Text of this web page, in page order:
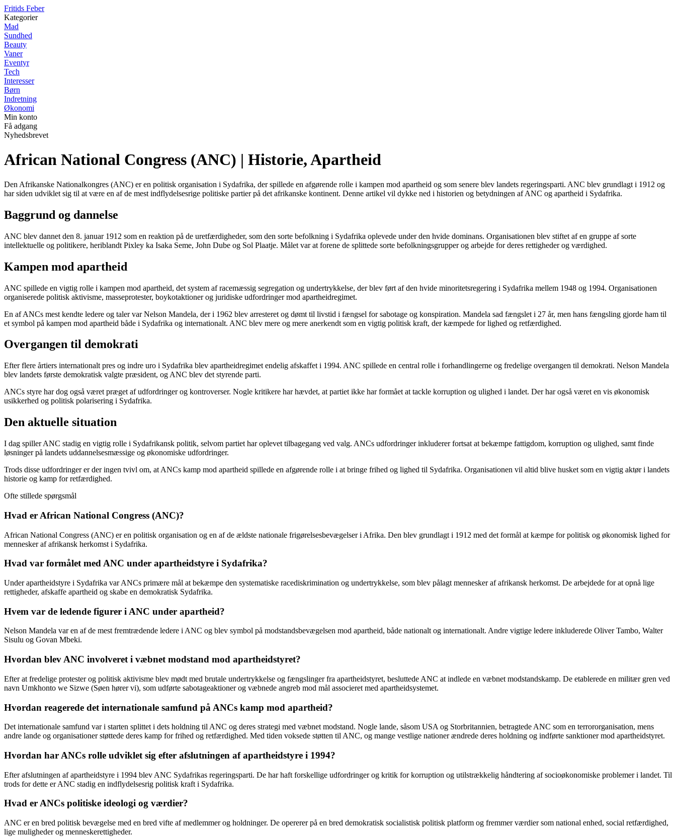
Fritids Feber
Kategorier
Mad
Sundhed
Beauty
Vaner
Eventyr
Tech
Interesser
Børn
Indretning
Økonomi
Min konto
Få adgang
Nyhedsbrevet
African National Congress (ANC) | Historie, Apartheid
Den Afrikanske Nationalkongres (ANC) er en politisk organisation i Sydafrika, der spillede en afgørende rolle i kampen mod apartheid og som senere blev landets regeringsparti. ANC blev grundlagt i 1912 og
har siden udviklet sig til at være en af de mest indflydelsesrige politiske partier på det afrikanske kontinent. Denne artikel vil dykke ned i historien og betydningen af ANC og apartheid i Sydafrika.
Baggrund og dannelse
ANC blev dannet den 8. januar 1912 som en reaktion på de uretfærdigheder, som den sorte befolkning i Sydafrika oplevede under den hvide dominans. Organisationen blev stiftet af en gruppe af sorte
intellektuelle og politikere, heriblandt Pixley ka Isaka Seme, John Dube og Sol Plaatje. Målet var at forene de splittede sorte befolkningsgrupper og arbejde for deres rettigheder og værdighed.
Kampen mod apartheid
ANC spillede en vigtig rolle i kampen mod apartheid, det system af racemæssig segregation og undertrykkelse, der blev ført af den hvide minoritetsregering i Sydafrika mellem 1948 og 1994. Organisationen
organiserede politisk aktivisme, masseprotester, boykotaktioner og juridiske udfordringer mod apartheidregimet.
En af ANCs mest kendte ledere og taler var Nelson Mandela, der i 1962 blev arresteret og dømt til livstid i fængsel for sabotage og konspiration. Mandela sad fængslet i 27 år, men hans fængsling gjorde ham til
et symbol på kampen mod apartheid både i Sydafrika og internationalt. ANC blev mere og mere anerkendt som en vigtig politisk kraft, der kæmpede for lighed og retfærdighed.
Overgangen til demokrati
Efter flere årtiers internationalt pres og indre uro i Sydafrika blev apartheidregimet endelig afskaffet i 1994. ANC spillede en central rolle i forhandlingerne og fredelige overgangen til demokrati. Nelson Mandela
blev landets første demokratisk valgte præsident, og ANC blev det styrende parti.
ANCs styre har dog også været præget af udfordringer og kontroverser. Nogle kritikere har hævdet, at partiet ikke har formået at tackle korruption og ulighed i landet. Der har også været en vis økonomisk
usikkerhed og politisk polarisering i Sydafrika.
Den aktuelle situation
I dag spiller ANC stadig en vigtig rolle i Sydafrikansk politik, selvom partiet har oplevet tilbagegang ved valg. ANCs udfordringer inkluderer fortsat at bekæmpe fattigdom, korruption og ulighed, samt finde
løsninger på landets uddannelsesmæssige og økonomiske udfordringer.
Trods disse udfordringer er der ingen tvivl om, at ANCs kamp mod apartheid spillede en afgørende rolle i at bringe frihed og lighed til Sydafrika. Organisationen vil altid blive husket som en vigtig aktør i landets
historie og kamp for retfærdighed.
Ofte stillede spørgsmål
Hvad er African National Congress (ANC)?
African National Congress (ANC) er en politisk organisation og en af de ældste nationale frigørelsesbevægelser i Afrika. Den blev grundlagt i 1912 med det formål at kæmpe for politisk og økonomisk lighed for
mennesker af afrikansk herkomst i Sydafrika.
Hvad var formålet med ANC under apartheidstyre i Sydafrika?
Under apartheidstyre i Sydafrika var ANCs primære mål at bekæmpe den systematiske racediskrimination og undertrykkelse, som blev pålagt mennesker af afrikansk herkomst. De arbejdede for at opnå lige
rettigheder, afskaffe apartheid og skabe en demokratisk Sydafrika.
Hvem var de ledende figurer i ANC under apartheid?
Nelson Mandela var en af de mest fremtrædende ledere i ANC og blev symbol på modstandsbevægelsen mod apartheid, både nationalt og internationalt. Andre vigtige ledere inkluderede Oliver Tambo, Walter
Sisulu og Govan Mbeki.
Hvordan blev ANC involveret i væbnet modstand mod apartheidstyret?
Efter at fredelige protester og politisk aktivisme blev mødt med brutale undertrykkelse og fængslinger fra apartheidstyret, besluttede ANC at indlede en væbnet modstandskamp. De etablerede en militær gren ved
navn Umkhonto we Sizwe (Søen hører vi), som udførte sabotageaktioner og væbnede angreb mod mål associeret med apartheidsystemet.
Hvordan reagerede det internationale samfund på ANCs kamp mod apartheid?
Det internationale samfund var i starten splittet i dets holdning til ANC og deres strategi med væbnet modstand. Nogle lande, såsom USA og Storbritannien, betragtede ANC som en terrororganisation, mens
andre lande og organisationer støttede deres kamp for frihed og retfærdighed. Med tiden voksede støtten til ANC, og mange vestlige nationer ændrede deres holdning og indførte sanktioner mod apartheidstyret.
Hvordan har ANCs rolle udviklet sig efter afslutningen af apartheidstyre i 1994?
Efter afslutningen af apartheidstyre i 1994 blev ANC Sydafrikas regeringsparti. De har haft forskellige udfordringer og kritik for korruption og utilstrækkelig håndtering af socioøkonomiske problemer i landet. Til
trods for dette er ANC stadig en indflydelsesrig politisk kraft i Sydafrika.
Hvad er ANCs politiske ideologi og værdier?
ANC er en bred politisk bevægelse med en bred vifte af medlemmer og holdninger. De opererer på en bred demokratisk socialistisk politisk platform og fremmer værdier som national enhed, social retfærdighed,
lige muligheder og menneskerettigheder.